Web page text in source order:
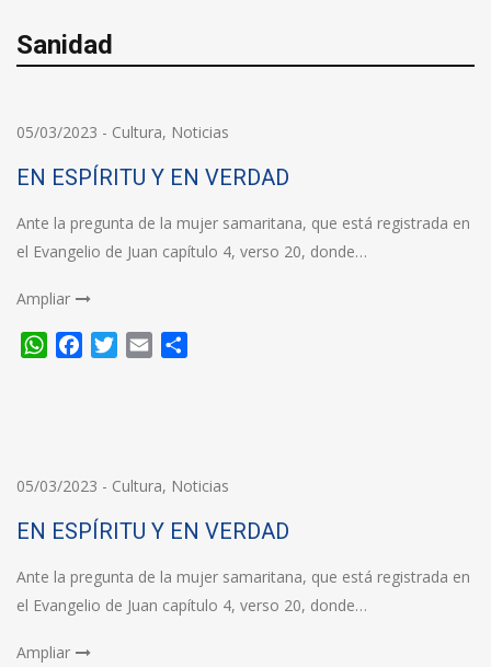
Sanidad
05/03/2023 - Cultura, Noticias
EN ESPÍRITU Y EN VERDAD
Ante la pregunta de la mujer samaritana, que está registrada en
el Evangelio de Juan capítulo 4, verso 20, donde…
Ampliar
WhatsApp
FacebookTwitter
Email
05/03/2023 - Cultura, Noticias
EN ESPÍRITU Y EN VERDAD
Ante la pregunta de la mujer samaritana, que está registrada en
el Evangelio de Juan capítulo 4, verso 20, donde…
Ampliar